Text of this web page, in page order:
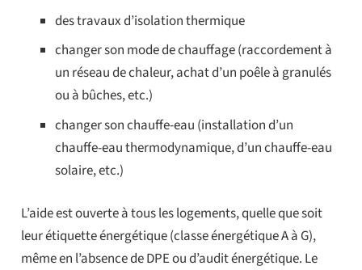
des travaux d’isolation thermique
changer son mode de chauffage (raccordement à
un réseau de chaleur, achat d’un poêle à granulés
ou à bûches, etc.)
changer son chauffe-eau (installation d’un
chauffe-eau thermodynamique, d’un chauffe-eau
solaire, etc.)
L’aide est ouverte à tous les logements, quelle que soit
leur étiquette énergétique (classe énergétique A à G),
même en l’absence de DPE ou d’audit énergétique. Le